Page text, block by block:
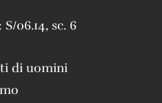
S/06.14, sc. 6
di uomini